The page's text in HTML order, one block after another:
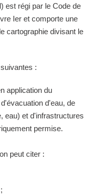
est régi par le Code de
Ier et comporte une
cartographie divisant le
:
application du
d'eau, de
eau) et d'infrastructures
permise.
peut citer :